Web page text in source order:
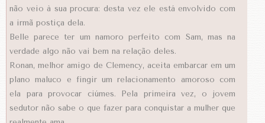
não veio à sua procura: desta vez ele está envolvido com
a irmã postiça dela.
Belle parece ter um namoro perfeito com Sam, mas na
verdade algo não vai bem na relação deles.
Ronan, melhor amigo de Clemency, aceita embarcar em um
plano maluco e fingir um relacionamento amoroso com
ela para provocar ciúmes. Pela primeira vez, o jovem
sedutor não sabe o que fazer para conquistar a mulher que